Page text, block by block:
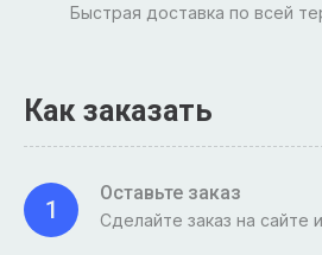
Быстрая доставка по всей
Как заказать
1
Оставьте заказ
Сделайте заказ на сайте